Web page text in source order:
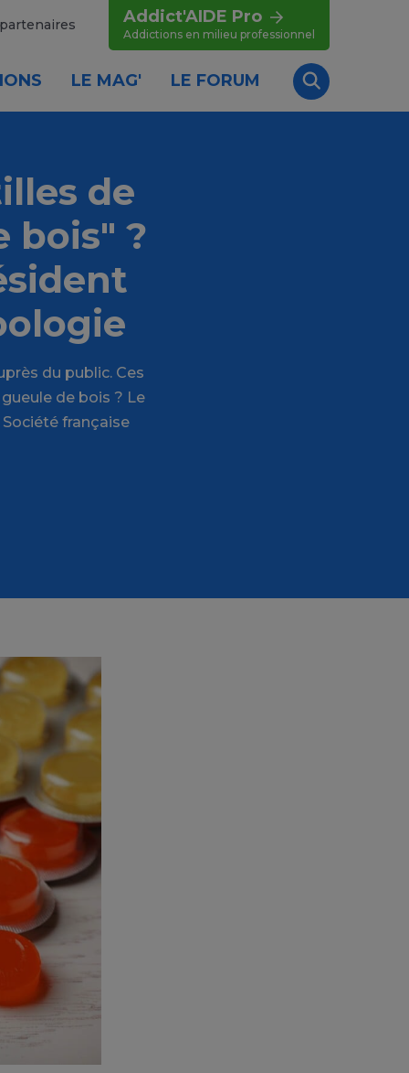
Addict'AIDE Pro
Addictions en milieu professionnel
LE MAG' LE FORUM
Recherche
de
bois" ?
du public. Ces
de bois ? Le
française